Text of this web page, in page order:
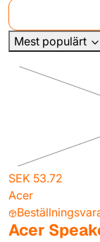
Mest populärt
SEK 53.72
Acer
Acer